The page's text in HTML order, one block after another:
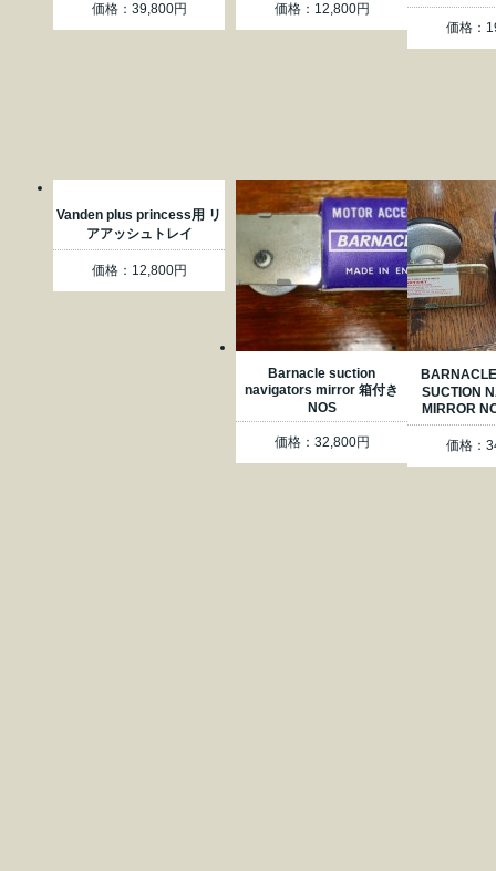
価格：39,800円
価格：12,800円
価格：
Vanden plus princess用 リ
アアッシュトレイ
価格：12,800円
Barnacle suction
navigators mirror 箱付き
NOS
価格：32,800円
SUCTION
MIRROR
価格：